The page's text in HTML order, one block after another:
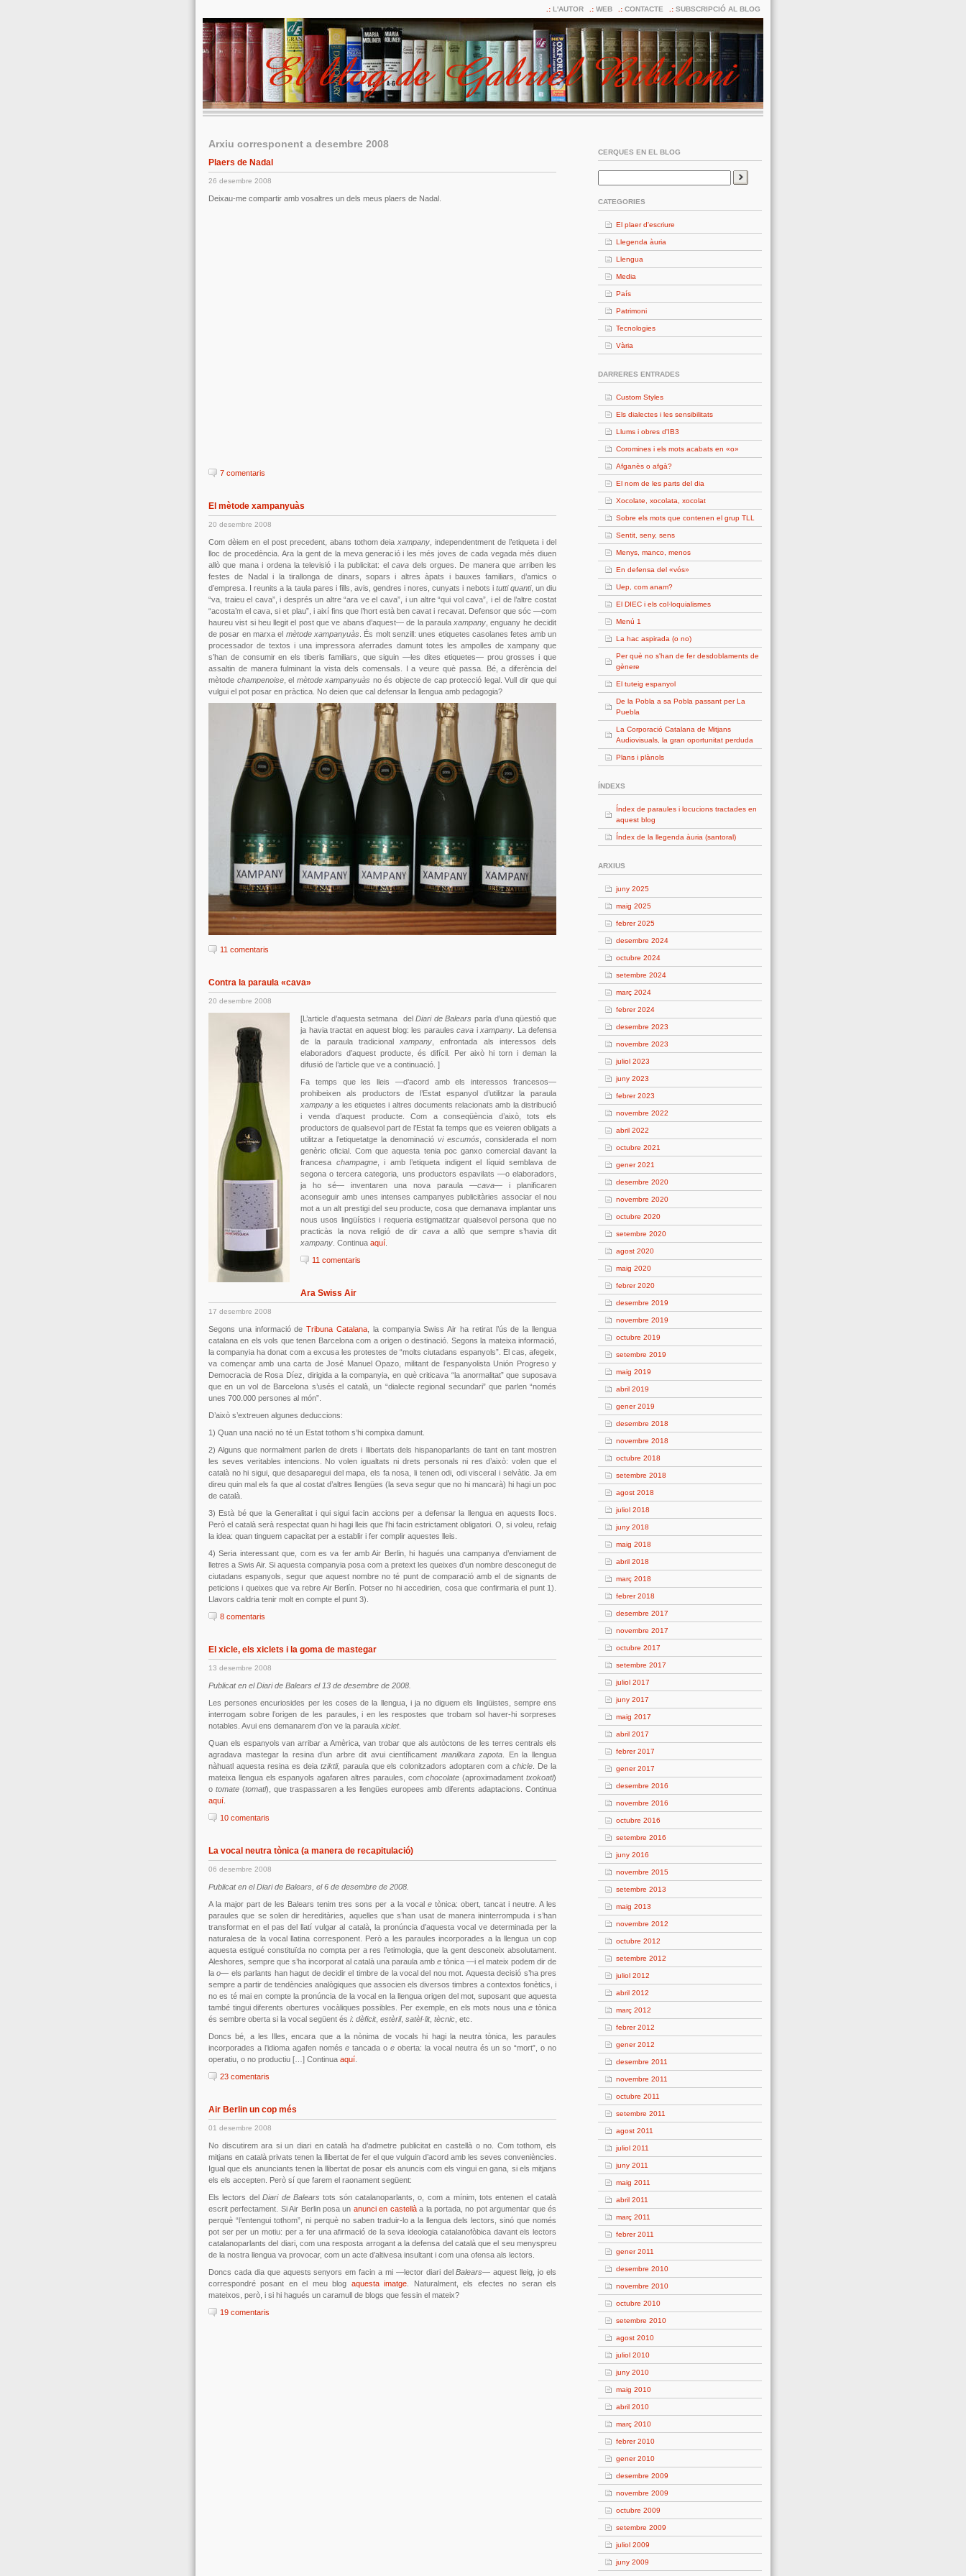
SUBSCRIPCIÓ AL BLOG
CONTACTE
WEB
L'AUTOR
Arxiu corresponent a desembre 2008
Plaers de Nadal
26 desembre 2008
Deixau-me compartir amb vosaltres un dels meus plaers de Nadal.
7 comentaris
El mètode xampanyuàs
20 desembre 2008
Com dèiem en el post precedent, abans tothom deiaxampany , independentment de l’etiqueta i del
lloc de procedència. Ara la gent de la meva generació i les més joves de cada vegada més diuen
allò que mana i ordena la televisió i la publicitat: elcava dels orgues. De manera que arriben les
festes de Nadal i la tirallonga de dinars, sopars i altres àpats i bauxes familiars, d’amics o
d’empresa. I reunits a la taula pares i fills, avis, gendres i nores, cunyats i nebots i tutti quanti, un diu
“va, traieu el cava”, i després un altre “ara ve el cava”, i un altre “qui vol cava”, i el de l’altre costat
“acosta’m el cava, si et plau”, i així fins que l’hort està ben cavat i recavat. Defensor que sóc —com
haureu vist si heu llegit el post que ve abans d’aquest— de la paraulaxampany , enguany he decidit
de posar en marxa el mètode xampanyuàs . És molt senzill: unes etiquetes casolanes fetes amb un
processador de textos i una impressora aferrades damunt totes les ampolles de xampany que
s’han de consumir en els tiberis familiars, que siguin —les dites etiquetes— prou grosses i que
assaltin de manera fulminant la vista dels comensals. I a veure què passa. Bé, a diferència del
mètode champenoise, el mètode xampanyuàs no és objecte de cap protecció legal. Vull dir que qui
vulgui el pot posar en pràctica. No deien que cal defensar la llengua amb pedagogia?
11 comentaris
Contra la paraula «cava»
20 desembre 2008
[L’article d’aquesta setmana delDiari de Balears parla d’una qüestió que
ja havia tractat en aquest blog: les paraules cava i xampany . La defensa
de la paraula tradicional xampany , enfrontada als interessos dels
elaboradors d’aquest producte, és difícil. Per això hi torn i deman la
difusió de l’article que ve a continuació. ]
Fa temps que les lleis —d’acord amb els interessos francesos—
prohibeixen als productors de l’Estat espanyol d’utilitzar la paraula
xampany a les etiquetes i altres documents relacionats amb la distribució
i venda d’aquest producte. Com a conseqüència d’això, tots els
productors de qualsevol part de l’Estat fa temps que es veieren obligats a
utilitzar a l’etiquetatge la denominació vi escumós , considerada el nom
genèric oficial. Com que aquesta tenia poc ganxo comercial davant la
francesa champagne, i amb l’etiqueta indigent el líquid semblava de
segona o tercera categoria, uns productors espavilats —o elaboradors,
ja ho sé— inventaren una nova paraula —cava— i planificaren
aconseguir amb unes intenses campanyes publicitàries associar el nou
mot a un alt prestigi del seu producte, cosa que demanava implantar uns
nous usos lingüístics i requeria estigmatitzar qualsevol persona que no
practicàs la nova religió de dir cavaa allò que sempre s’havia dit
xampany . Continua aquí
11 comentaris
Ara Swiss Air
17 desembre 2008
Segons una informació deTribuna Catalana , la companyia Swiss Air ha retirat l’ús de la llengua
catalana en els vols que tenen Barcelona com a origen o destinació. Segons la mateixa informació,
la companyia ha donat com a excusa les protestes de “molts ciutadans espanyols”. El cas, afegeix,
va començar amb una carta de José Manuel Opazo, militant de l’espanyolista Unión Progreso y
Democracia de Rosa Díez, dirigida a la companyia, en què criticava “la anormalitat” que suposava
que en un vol de Barcelona s’usés el català, un “dialecte regional secundari” que parlen “només
unes 700.000 persones al món”.
D’això s’extreuen algunes deduccions:
1) Quan una nació no té un Estat tothom s’hi compixa damunt.
2) Alguns que normalment parlen de drets i llibertats dels hispanoparlants de tant en tant mostren
les seves veritables intencions. No volen igualtats ni drets personals ni res d’això: volen que el
català no hi sigui, que desaparegui del mapa, els fa nosa, li tenen odi, odi visceral i selvàtic. Ja em
direu quin mal els fa que al costat d’altres llengües (la seva segur que no hi mancarà) hi hagi un poc
de català.
3) Està bé que la Generalitat i qui sigui facin accions per a defensar la llengua en aquests llocs.
Però el català serà respectat quan hi hagi lleis que l’hi facin estrictament obligatori. O, si voleu, refaig
la idea: quan tinguem capacitat per a establir i fer complir aquestes lleis.
4) Seria interessant que, com es va fer amb Air Berlin, hi hagués una campanya d’enviament de
lletres a Swis Air. Si aquesta companyia posa com a pretext les queixes d’un nombre desconegut de
ciutadans espanyols, segur que aquest nombre no té punt de comparació amb el de signants de
peticions i queixes que va rebre Air Berlín. Potser no hi accedirien, cosa que confirmaria el punt 1).
Llavors caldria tenir molt en compte el punt 3).
8 comentaris
El xicle, els xiclets i la goma de mastegar
13 desembre 2008
Publicat en el Diari de Balears el 13 de desembre de 2008.
Les persones encuriosides per les coses de la llengua, i ja no diguem els lingüistes, sempre ens
interrogam sobre l’origen de les paraules, i en les respostes que trobam sol haver-hi sorpreses
notables. Avui ens demanarem d’on ve la paraula xiclet.
Quan els espanyols van arribar a Amèrica, van trobar que als autòctons de les terres centrals els
agradava mastegar la resina d’un arbre dit avui científicament manilkara zapota . En la llengua
nàhuatl aquesta resina es deia tziktli, paraula que els colonitzadors adoptaren com achicle . De la
mateixa llengua els espanyols agafaren altres paraules, comchocolate (aproximadamenttxokoatl)
o tomate (tomatl), que traspassaren a les llengües europees amb diferents adaptacions. Continua
aquí
10 comentaris
La vocal neutra tònica (a manera de recapitulació)
06 desembre 2008
Publicat en el Diari de Balears, el 6 de desembre de 2008.
A la major part de les Balears tenim tres sons per a la vocal etònica: obert, tancat i neutre. A les
paraules que se solen dir hereditàries, aquelles que s’han usat de manera ininterrompuda i s’han
transformat en el pas del llatí vulgar al català, la pronúncia d’aquesta vocal ve determinada per la
naturalesa de la vocal llatina corresponent. Però a les paraules incorporades a la llengua un cop
aquesta estigué constituïda no compta per a res l’etimologia, que la gent desconeix absolutament.
Aleshores, sempre que s’ha incorporat al català una paraula amb e tònica —i el mateix podem dir de
lao— els parlants han hagut de decidir el timbre de la vocal del nou mot. Aquesta decisió s’ha pres
sempre a partir de tendències analògiques que associen els diversos timbres a contextos fonètics, i
no es té mai en compte la pronúncia de la vocal en la llengua origen del mot, suposant que aquesta
també tingui diferents obertures vocàliques possibles. Per exemple, en els mots nous unae tònica
és sembre oberta si la vocal següent és i: dèficit, estèril, satèl·lit, tècnic , etc.
Doncs bé, a les Illes, encara que a la nònima de vocals hi hagi la neutra tònica, les paraules
incorporades a l’idioma agafen nomése tancada oe oberta: la vocal neutra és un so “mort”, o no
operatiu, o no productiu […] Continua aquí
23 comentaris
Air Berlin un cop més
01 desembre 2008
No discutirem ara si un diari en català ha d’admetre publicitat en castellà o no. Com tothom, els
mitjans en català privats tenen la llibertat de fer el que vulguin d’acord amb les seves conveniències.
Igual que els anunciants tenen la llibertat de posar els anuncis com els vingui en gana, si els mitjans
els els accepten. Però sí que farem el raonament següent:
Els lectors delDiari de Balears tots són catalanoparlants, o, com a mínim, tots entenen el català
escrit perfectament. Si Air Berlin posa un anunci en castellàa la portada, no pot argumentar que és
perquè “l’entengui tothom”, ni perquè no saben traduir-lo a la llengua dels lectors, sinó que només
pot ser per un motiu: per a fer una afirmació de la seva ideologia catalanofòbica davant els lectors
catalanoparlants del diari, com una resposta arrogant a la defensa del català que el seu menyspreu
de la nostra llengua va provocar, com un acte d’altivesa insultant i com una ofensa als lectors.
Doncs cada dia que aquests senyors em facin a mi —lector diari delBalears— aquest lleig, jo els
correspondré posant en el meu blog aquesta imatge . Naturalment, els efectes no seran els
mateixos, però, i si hi hagués un caramull de blogs que fessin el mateix?
19 comentaris
CERQUES EN EL BLOG
CATEGORIES
El plaer d'escriure
Llegenda àuria
Llengua
Media
País
Patrimoni
Tecnologies
Vària
DARRERES ENTRADES
Custom Styles
Els dialectes i les sensibilitats
Llums i obres d'IB3
Coromines i els mots acabats en «o»
Afganès o afgà?
El nom de les parts del dia
Xocolate, xocolata, xocolat
Sobre els mots que contenen el grup TLL
Sentit, seny, sens
Menys, manco, menos
En defensa del «vós»
Uep, com anam?
El DIEC i els col·loquialismes
Menú 1
La hac aspirada (o no)
Per què no s'han de fer desdoblaments de
gènere
El tuteig espanyol
De la Pobla a sa Pobla passant per La
Puebla
La Corporació Catalana de Mitjans
Audiovisuals, la gran oportunitat perduda
Plans i plànols
ÍNDEXS
Índex de paraules i locucions tractades en
aquest blog
Índex de la llegenda àuria (santoral)
ARXIUS
juny 2025
maig 2025
febrer 2025
desembre 2024
octubre 2024
setembre 2024
març 2024
febrer 2024
desembre 2023
novembre 2023
juliol 2023
juny 2023
febrer 2023
novembre 2022
abril 2022
octubre 2021
gener 2021
desembre 2020
novembre 2020
octubre 2020
setembre 2020
agost 2020
maig 2020
febrer 2020
desembre 2019
novembre 2019
octubre 2019
setembre 2019
maig 2019
abril 2019
gener 2019
desembre 2018
novembre 2018
octubre 2018
setembre 2018
agost 2018
juliol 2018
juny 2018
maig 2018
abril 2018
març 2018
febrer 2018
desembre 2017
novembre 2017
octubre 2017
setembre 2017
juliol 2017
juny 2017
maig 2017
abril 2017
febrer 2017
gener 2017
desembre 2016
novembre 2016
octubre 2016
setembre 2016
juny 2016
novembre 2015
setembre 2013
maig 2013
novembre 2012
octubre 2012
setembre 2012
juliol 2012
abril 2012
març 2012
febrer 2012
gener 2012
desembre 2011
novembre 2011
octubre 2011
setembre 2011
agost 2011
juliol 2011
juny 2011
maig 2011
abril 2011
març 2011
febrer 2011
gener 2011
desembre 2010
novembre 2010
octubre 2010
setembre 2010
agost 2010
juliol 2010
juny 2010
maig 2010
abril 2010
març 2010
febrer 2010
gener 2010
desembre 2009
novembre 2009
octubre 2009
setembre 2009
juliol 2009
juny 2009